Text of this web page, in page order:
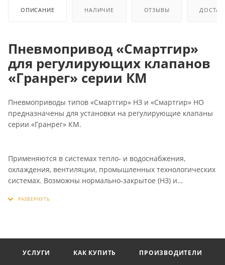
ОПИСАНИЕ НАЛИЧИЕ ОТЗЫВЫ
Пневмопривод «Смартгир»
для регулирующих клапанов
«Гранрег» серии КМ
Пневмоприводы типов «Смартгир» НЗ и «Смартгир» НО
предназначены для установки на регулирующие клапаны
серии «Гранрег» КМ.
Применяются в системах тепло- и водоснабжения,
охлаждения, вентиляции, промышленных технологических
системах. Возможны нормально-закрытое (НЗ) и
УСЛУГИ КАК КУПИТЬ
ПРОИЗВОДИТЕЛИ